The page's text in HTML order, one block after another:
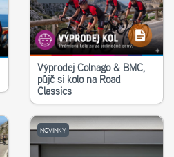
Výprodej Colnago & BMC,
půjč si kolo na Road
Classics
NOVINKY